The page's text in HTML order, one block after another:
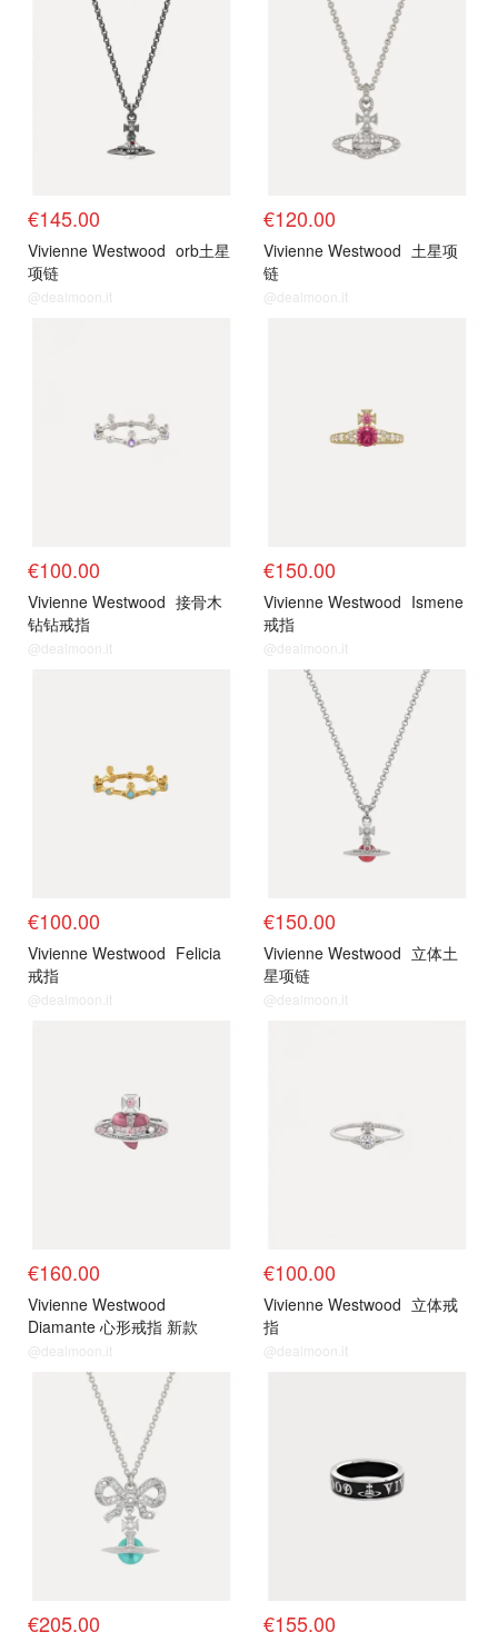
€145.00
Vivienne Westwood orb土星
项链
@dealmoon.it
€120.00
Vivienne Westwood 土星项
链
@dealmoon.it
€100.00
Vivienne Westwood 接骨木
钻钻戒指
@dealmoon.it
€150.00
Vivienne Westwood Ismene
戒指
@dealmoon.it
€100.00
Vivienne Westwood Felicia
戒指
@dealmoon.it
€150.00
Vivienne Westwood 立体土
星项链
@dealmoon.it
€160.00
Vivienne Westwood
Diamante 心形戒指 新款
@dealmoon.it
€100.00
Vivienne Westwood 立体戒
指
@dealmoon.it
€205.00 €155.00